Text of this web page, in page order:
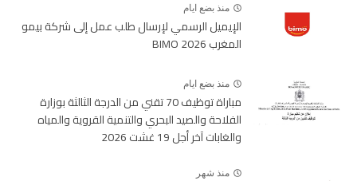
منذ بضع ايام
الإيميل الرسمي لإرسال طلب عمل إلى شركة بيمو
المغرب BIMO 2026
منذ بضع ايام
مباراة توظيف 70 تقني من الدرجة الثالثة بوزارة
الفلاحة والصيد البحري والتنمية القروية والمياه
والغابات آخر أجل 19 غشت 2026
منذ شهر